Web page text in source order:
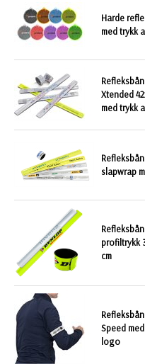
Harde
med trykk
Xtended
med trykk
slapwrap
profiltrykk
cm
Speed
logo